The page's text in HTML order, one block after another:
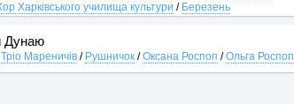
Харківського училища культури / Березень
Дунаю
Тріо Мареничів / Рушничок /Оксана Роспоп /Ольга Роспоп